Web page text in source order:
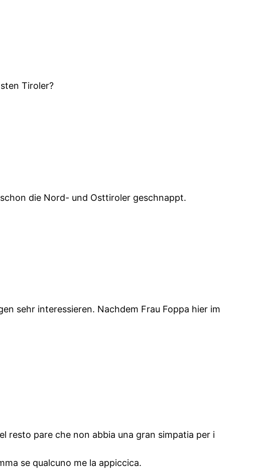
Tiroler?
die Nord- und Osttiroler geschnappt.
sehr interessieren. Nachdem Frau Foppa hier im
resto pare che non abbia una gran simpatia per i
se qualcuno me la appiccica.